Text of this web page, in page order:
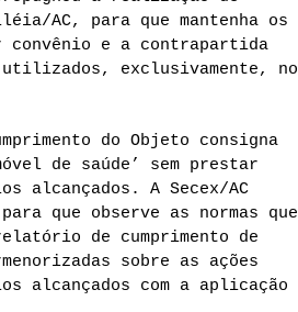
AC, para que mantenha os
e a contrapartida
exclusivamente, no
do Objeto consigna
de saúde’ sem prestar
alcançados. A Secex/AC
que observe as normas que
de cumprimento de
sobre as ações
alcançados com a aplicação